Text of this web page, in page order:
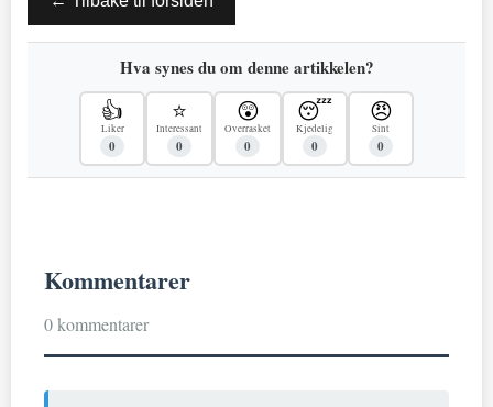
Hva synes du om denne artikkelen?
👍
Liker
0
⭐
Interessant
0
😲
Overrasket
0
😴
Kjedelig
0
😠
Sint
0
Kommentarer
0 kommentarer